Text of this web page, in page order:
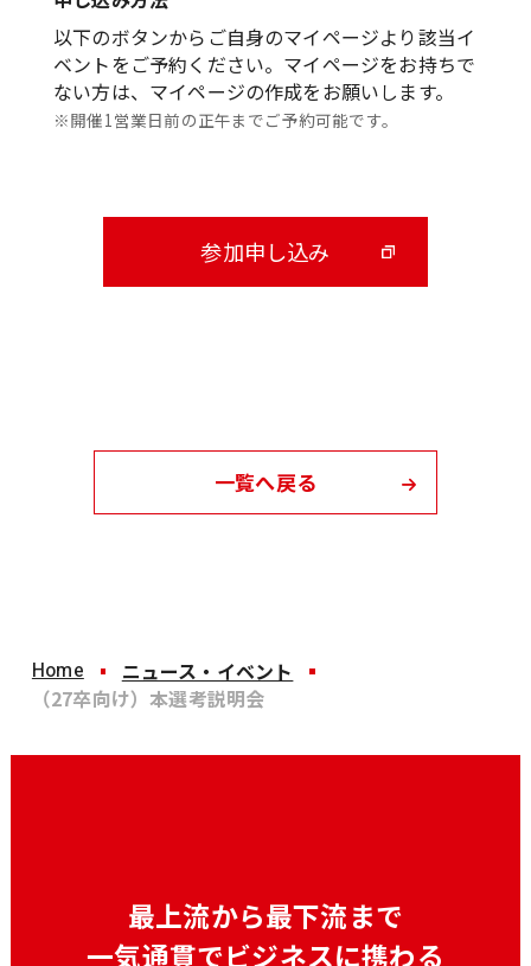
以下のボタンからご自身のマイページより該当イ
ベントをご予約ください。マイページをお持ちで
ない方は、マイページの作成をお願いします。
※開催1営業日前の正午までご予約可能です。
参加申し込み
一覧へ戻る
Home
ニュース・イベント
（27卒向け）本選考説明会
最上流から最下流まで
一気通貫でビジネスに携わる